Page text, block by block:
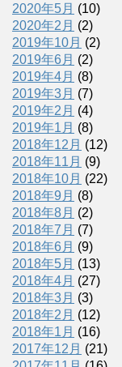
2020年5月 (10)
2020年2月 (2)
2019年10月 (2)
2019年6月 (2)
2019年4月 (8)
2019年3月 (7)
2019年2月 (4)
2019年1月 (8)
2018年12月 (12)
2018年11月 (9)
2018年10月 (22)
2018年9月 (8)
2018年8月 (2)
2018年7月 (7)
2018年6月 (9)
2018年5月 (13)
2018年4月 (27)
2018年3月 (3)
2018年2月 (12)
2018年1月 (16)
2017年12月 (21)